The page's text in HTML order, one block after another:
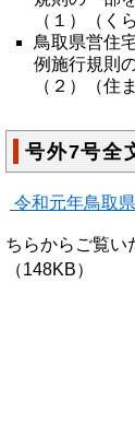
（１）（く
鳥取県営住
例施行規則
（２）（住
号外7号全
令和元年鳥取
ちらからご覧い
（148KB）